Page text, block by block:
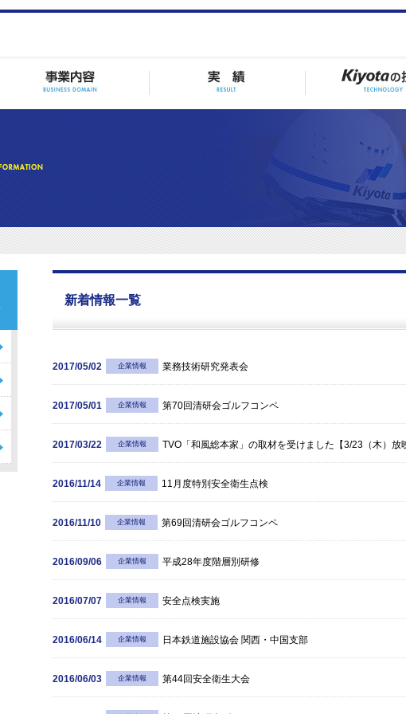
新着情報一覧
2017/05/02 企業情報 業務技術研究発表会
2017/05/01 企業情報 第70回清研会ゴルフコンペ
2017/03/22 企業情報 TVO「和風総本家」の取材を受けました【3/23（木）放
2016/11/14 企業情報 11月度特別安全衛生点検
2016/11/10 企業情報 第69回清研会ゴルフコンペ
2016/09/06 企業情報 平成28年度階層別研修
2016/07/07 企業情報 安全点検実施
2016/06/14 企業情報 日本鉄道施設協会 関西・中国支部
2016/06/03 企業情報 第44回安全衛生大会